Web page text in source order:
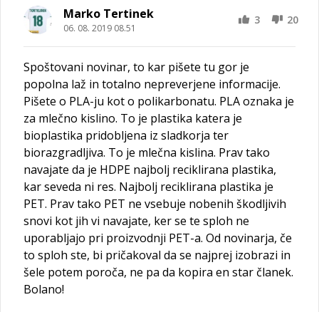
Marko Tertinek
06. 08. 2019 08.51
3 20
Spoštovani novinar, to kar pišete tu gor je
popolna laž in totalno nepreverjene informacije.
Pišete o PLA-ju kot o polikarbonatu. PLA oznaka je
za mlečno kislino. To je plastika katera je
bioplastika pridobljena iz sladkorja ter
biorazgradljiva. To je mlečna kislina. Prav tako
navajate da je HDPE najbolj reciklirana plastika,
kar seveda ni res. Najbolj reciklirana plastika je
PET. Prav tako PET ne vsebuje nobenih škodljivih
snovi kot jih vi navajate, ker se te sploh ne
uporabljajo pri proizvodnji PET-a. Od novinarja, če
to sploh ste, bi pričakoval da se najprej izobrazi in
šele potem poroča, ne pa da kopira en star članek.
Bolano!